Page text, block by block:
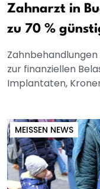
Zahnarzt in
zu 70 %
zur finanziellen
Implantaten,
MEISSEN NEWS